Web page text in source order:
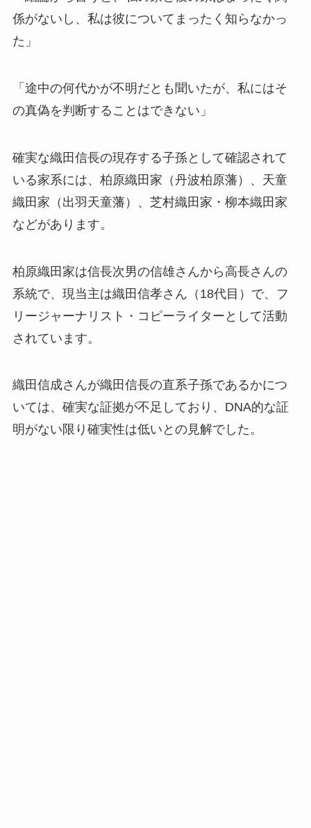
係がないし、私は彼についてまったく知らなかっ
た」
「途中の何代かが不明だとも聞いたが、私にはそ
の真偽を判断することはできない」
確実な織田信長の現存する子孫として確認されて
いる家系には、柏原織田家（丹波柏原藩）、天童
織田家（出羽天童藩）、芝村織田家・柳本織田家
などがあります。
柏原織田家は信長次男の信雄さんから高長さんの
系統で、現当主は織田信孝さん（18代目）で、フ
リージャーナリスト・コピーライターとして活動
されています。
織田信成さんが織田信長の直系子孫であるかにつ
いては、確実な証拠が不足しており、DNA的な証
明がない限り確実性は低いとの見解でした。